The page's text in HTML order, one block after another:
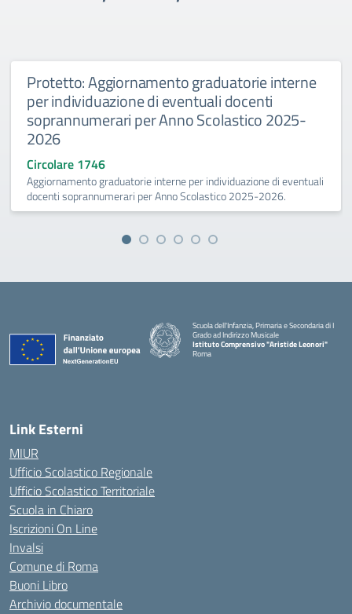
Protetto: Aggiornamento graduatorie interne
per individuazione di eventuali docenti
soprannumerari per Anno Scolastico 2025-
2026
Circolare 1746
Aggiornamento graduatorie interne per individuazione di eventuali
docenti soprannumerari per Anno Scolastico 2025-2026.
Scuola dell'Infanzia, Primaria e Secondaria di I
Grado ad Indirizzo Musicale
Istituto Comprensivo "Aristide Leonori"
Roma
Link Esterni
MIUR
Ufficio Scolastico Regionale
Ufficio Scolastico Territoriale
Scuola in Chiaro
Iscrizioni On Line
Invalsi
Comune di Roma
Buoni Libro
Archivio documentale